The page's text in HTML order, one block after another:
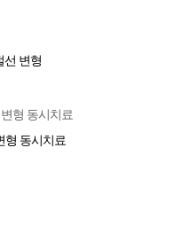
선 변형
형 동시치료